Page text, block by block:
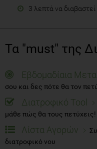
3 λεπτά να διαβαστεί
Τα "must" της
Εβδομαδίαια
σου και δες πότε θα τον
Διατροφικό Tool
μάθε πώς θα τους πετύχεις!
Λίστα Αγορών
διατροφικό νου